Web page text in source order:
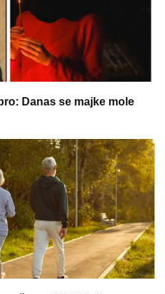
Danas se majke mole